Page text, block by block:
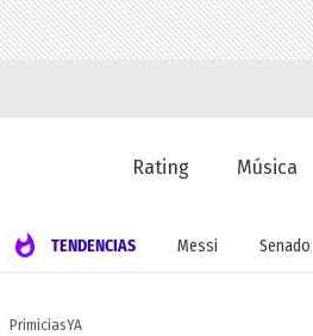
Rating Música
TENDENCIAS Messi Senado
PrimiciasYA